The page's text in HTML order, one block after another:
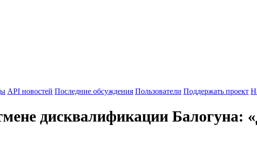
API новостей Последние обсуждения Пользователи Поддержать проект
дисквалификации